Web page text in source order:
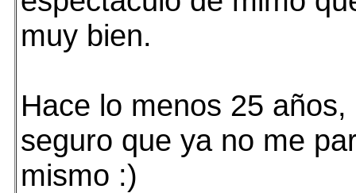
muy bien.
Hace lo menos 25
seguro que ya no me
mismo :)